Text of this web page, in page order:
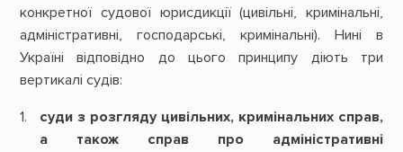
конкретної судової юрисдикції (цивільні, кримінальні,
адміністративні, господарські, кримінальні). Нині в
Україні відповідно до цього принципу діють три
вертикалі судів:
суди з розгляду цивільних, кримінальних справ,
а також справ про адміністративні